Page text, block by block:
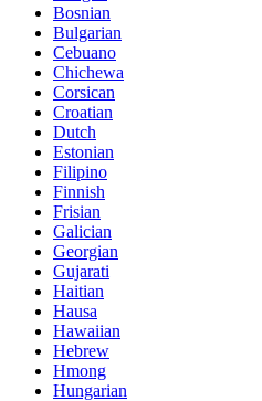
Bosnian
Bulgarian
Cebuano
Chichewa
Corsican
Croatian
Dutch
Estonian
Filipino
Finnish
Frisian
Galician
Georgian
Gujarati
Haitian
Hausa
Hawaiian
Hebrew
Hmong
Hungarian